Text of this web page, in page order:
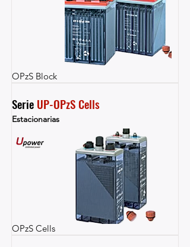
OPzS Block
Serie UP-OPzS Cells
Estacionarias
OPzS Cells